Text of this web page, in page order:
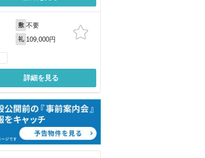
敷 不要
礼 109,000円
詳細を見る